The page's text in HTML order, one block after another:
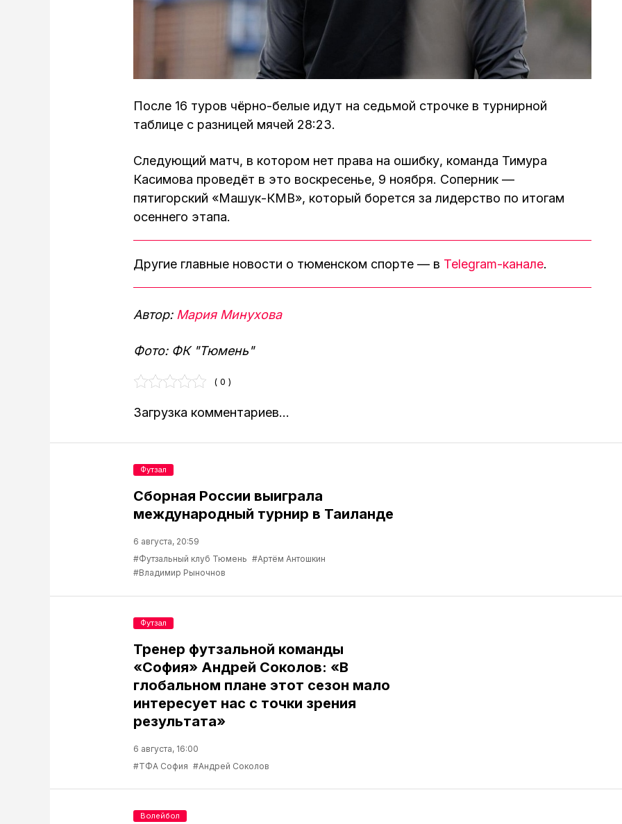
После 16 туров чёрно-белые идут на седьмой строчке в турнирной
таблице с разницей мячей 28:23.
Следующий матч, в котором нет права на ошибку, команда Тимура
Касимова проведёт в это воскресенье, 9 ноября. Соперник —
пятигорский «Машук-КМВ», который борется за лидерство по итогам
осеннего этапа.
Другие главные новости о тюменском спорте — в Telegram-канале.
Автор: Мария Минухова
Фото: ФК "Тюмень"
( 0 )
Загрузка комментариев...
Сборная России выиграла
международный турнир в Таиланде
6 августа, 20:59
#Футзальный клуб Тюмень #Артём Антошкин
#Владимир Рыночнов
Футзал
Тренер футзальной команды
«София» Андрей Соколов: «В
глобальном плане этот сезон мало
интересует нас с точки зрения
результата»
6 августа, 16:00
#ТФА София #Андрей Соколов
Футзал
Волейбол